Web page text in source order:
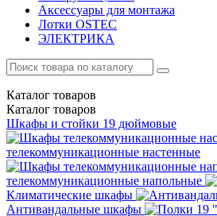
Аксессуары для монтажа
Лотки OSTEC
ЭЛЕКТРИКА
Каталог товаров
Каталог товаров
Шкафы и стойки 19 дюймовые
телекоммуникационные настенные
телекоммуникационные напольные
Климатические шкафы
Антивандальные шкафы